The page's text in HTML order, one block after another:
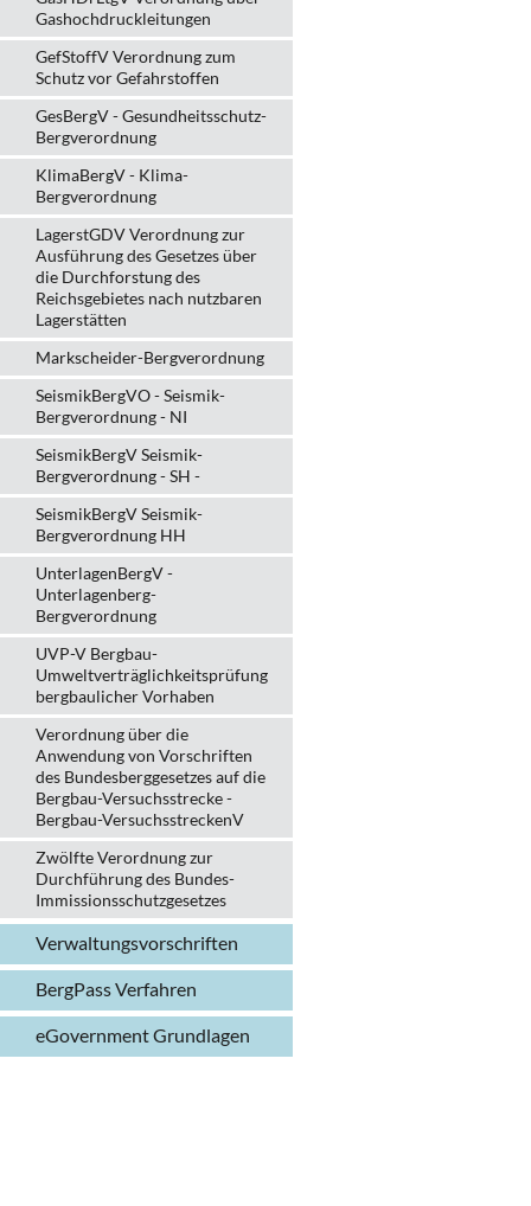
Gashochdruckleitungen
GefStoffV Verordnung zum
Schutz vor Gefahrstoffen
GesBergV - Gesundheitsschutz-
Bergverordnung
KlimaBergV - Klima-
Bergverordnung
LagerstGDV Verordnung zur
Ausführung des Gesetzes über
die Durchforstung des
Reichsgebietes nach nutzbaren
Lagerstätten
Markscheider-Bergverordnung
SeismikBergVO - Seismik-
Bergverordnung - NI
SeismikBergV Seismik-
Bergverordnung - SH -
SeismikBergV Seismik-
Bergverordnung HH
UnterlagenBergV -
Unterlagenberg-
Bergverordnung
UVP-V Bergbau-
Umweltverträglichkeits­prüfung
bergbau­licher Vorhaben
Verordnung über die
Anwendung von Vorschriften
des Bundesberggesetzes auf die
Bergbau-Versuchsstrecke -
Bergbau-VersuchsstreckenV
Zwölfte Verordnung zur
Durchführung des Bundes-
Immissionsschutzgesetzes
Verwaltungs­vorschriften
BergPass Verfahren
eGovernment Grundlagen